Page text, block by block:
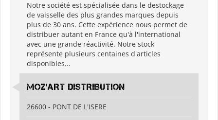
Notre société est spécialisée dans le destockage
de vaisselle des plus grandes marques depuis
plus de 30 ans. Cette expérience nous permet de
distribuer autant en France qu'à l'international
avec une grande réactivité. Notre stock
représente plusieurs centaines d'articles
disponibles...
MOZ'ART DISTRIBUTION
26600 - PONT DE L'ISERE